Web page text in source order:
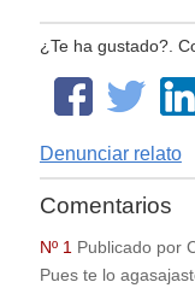
¿Te ha gustado?.
Denunciar relato
Comentarios
Nº 1 Publicado por
Pues te lo